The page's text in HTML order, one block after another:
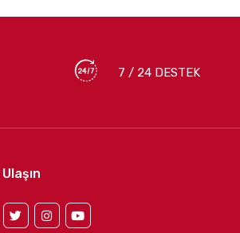
7 / 24 DESTEK